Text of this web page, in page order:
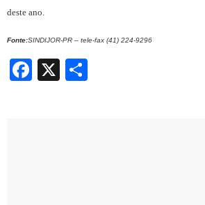
deste ano.
Fonte:SINDIJOR-PR – tele-fax (41) 224-9296
Facebook
X